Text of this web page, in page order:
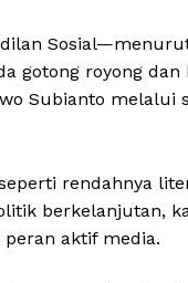
gotong royong dan
Subianto melalui
rendahnya
berkelanjutan,
aktif media.